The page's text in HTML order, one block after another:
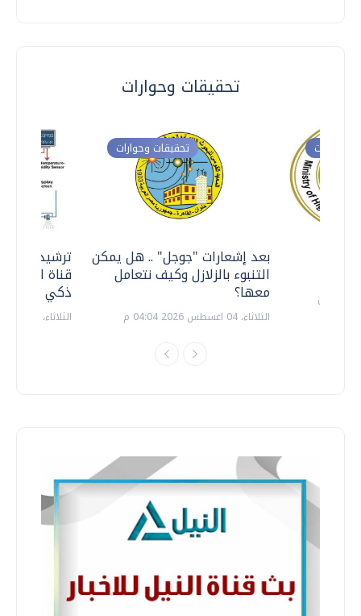
تحقيقات وحوارات
ترشيدا
قناة
ذكي
الثلاثاء، 14 يوليو 2026 06:11 م
تحقيقات وحوارات
بعد إشعارات "جوجل" .. هل يمكن
التنبوء بالزلازل وكيف نتعامل
معها؟
الثلاثاء، 04 اغسطس 2026 04:04 م
وحوارات